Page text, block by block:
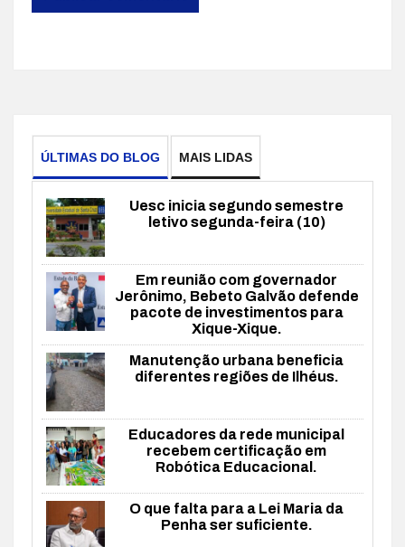
ÚLTIMAS DO BLOG MAIS LIDAS
Uesc inicia segundo semestre
letivo segunda-feira (10)
Em reunião com governador
Jerônimo, Bebeto Galvão defende
pacote de investimentos para
Xique-Xique.
Manutenção urbana beneficia
diferentes regiões de Ilhéus.
Educadores da rede municipal
recebem certificação em
Robótica Educacional.
O que falta para a Lei Maria da
Penha ser suficiente.